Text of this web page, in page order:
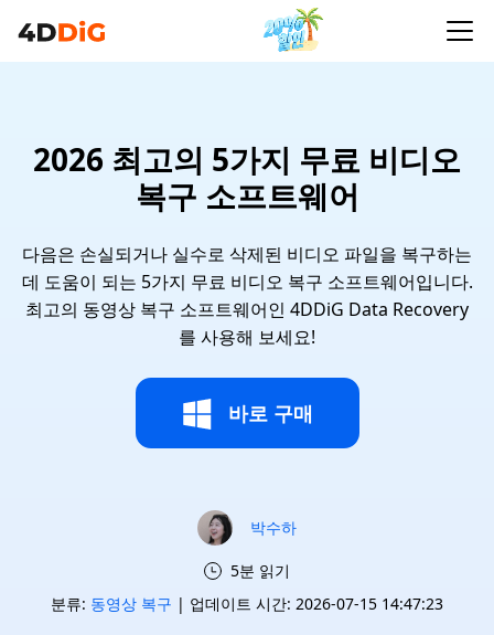
2026 최고의 5가지 무료 비디오
복구 소프트웨어
다음은 손실되거나 실수로 삭제된 비디오 파일을 복구하는
데 도움이 되는 5가지 무료 비디오 복구 소프트웨어입니다.
최고의 동영상 복구 소프트웨어인 4DDiG Data Recovery
를 사용해 보세요!
바로 구매
박수하
5분 읽기
분류: 동영상 복구 | 업데이트 시간: 2026-07-15 14:47:23